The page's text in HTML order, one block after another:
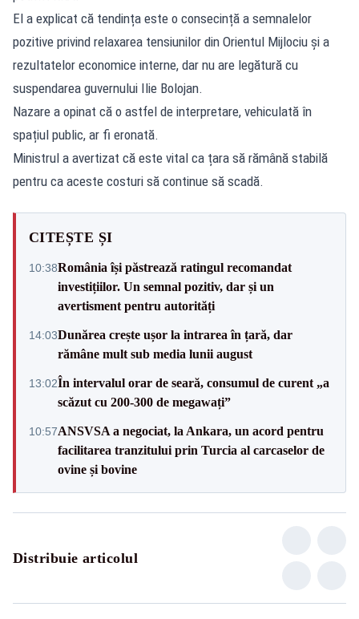
El a explicat că tendința este o consecință a semnalelor
pozitive privind relaxarea tensiunilor din Orientul Mijlociu și a
rezultatelor economice interne, dar nu are legătură cu
suspendarea guvernului Ilie Bolojan.
Nazare a opinat că o astfel de interpretare, vehiculată în
spațiul public, ar fi eronată.
Ministrul a avertizat că este vital ca țara să rămână stabilă
pentru ca aceste costuri să continue să scadă.
CITEȘTE ȘI
10:38România își păstrează ratingul recomandat
investițiilor. Un semnal pozitiv, dar și un
avertisment pentru autorități
14:03Dunărea crește ușor la intrarea în țară, dar
rămâne mult sub media lunii august
13:02În intervalul orar de seară, consumul de curent „a
scăzut cu 200-300 de megawați”
10:57ANSVSA a negociat, la Ankara, un acord pentru
facilitarea tranzitului prin Turcia al carcaselor de
ovine și bovine
Distribuie articolul